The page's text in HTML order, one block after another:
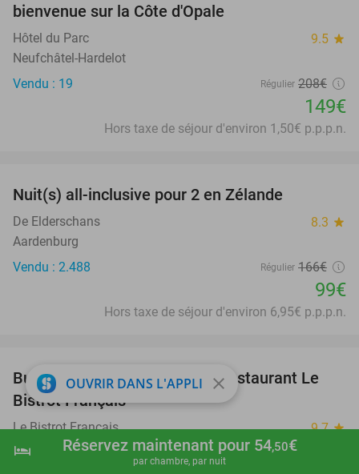
shopping_cart Réserver maintenant
hotel Réservez maintenant pour 54,50€
par chambre, par nuit
bienvenue sur la Côte d'Opale
Hôtel du Parc 9.5 star
Neufchâtel-Hardelot
Vendu : 19
Régulier 208€
149€
Hors taxe de séjour d'environ 1,50€ p.p.p.n.
Nuit(s) all-inclusive pour 2 en Zélande
De Elderschans 8.3 star
Aardenburg
Vendu : 2.488
Régulier 166€
99€
Hors taxe de séjour d'environ 6,95€ p.p.p.n.
25%
Buffet à volonté en soirée au restaurant Le
Bistrot Français
Le Bistrot Français 9.7star
Lesquin
OUVRIR DANS L'APPLI close